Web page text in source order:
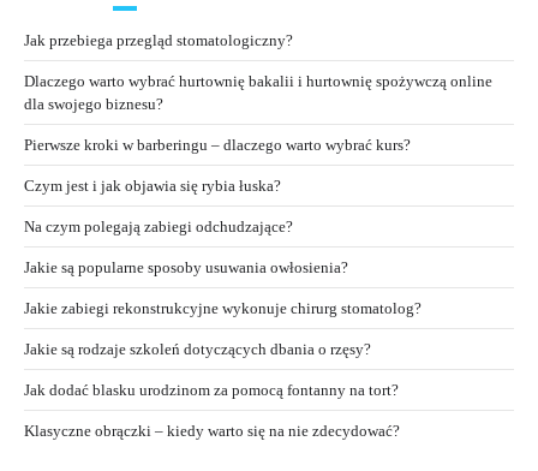
Jak przebiega przegląd stomatologiczny?
Dlaczego warto wybrać hurtownię bakalii i hurtownię spożywczą online
dla swojego biznesu?
Pierwsze kroki w barberingu – dlaczego warto wybrać kurs?
Czym jest i jak objawia się rybia łuska?
Na czym polegają zabiegi odchudzające?
Jakie są popularne sposoby usuwania owłosienia?
Jakie zabiegi rekonstrukcyjne wykonuje chirurg stomatolog?
Jakie są rodzaje szkoleń dotyczących dbania o rzęsy?
Jak dodać blasku urodzinom za pomocą fontanny na tort?
Klasyczne obrączki – kiedy warto się na nie zdecydować?